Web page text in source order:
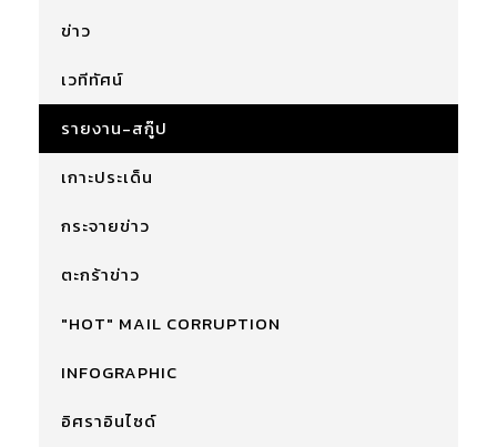
ข่าว
เวทีทัศน์
รายงาน-สกู๊ป
เกาะประเด็น
กระจายข่าว
ตะกร้าข่าว
"HOT" MAIL CORRUPTION
INFOGRAPHIC
อิศราอินไซด์